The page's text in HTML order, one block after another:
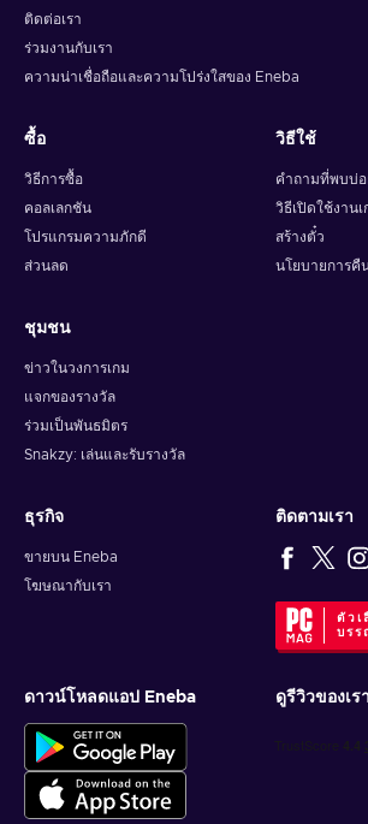
ติดต่อเรา
ร่วมงานกับเรา
ความน่าเชื่อถือและความโปร่งใสของ Eneba
ซื้อ
วิธีการซื้อ
คอลเลกชัน
โปรแกรมความภักดี
ส่วนลด
วิธีใช้
คำถามที่พบบ่อ
วิธีเปิดใช้งานเ
สร้างตั๋ว
นโยบายการคื
ชุมชน
ข่าวในวงการเกม
แจกของรางวัล
ร่วมเป็นพันธมิตร
Snakzy: เล่นและรับรางวัล
ธุรกิจ
ขายบน Eneba
โฆษณากับเรา
ติดตามเรา
ตัวเ
บรร
ดาวน์โหลดแอป Eneba ดูรีวิวของเร